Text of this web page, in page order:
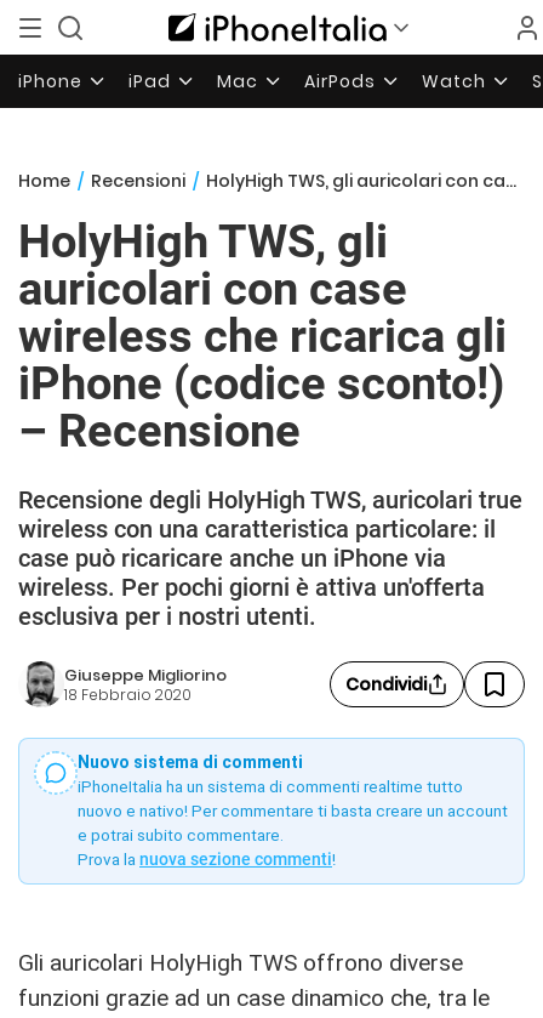
iPhone iPad Mac AirPods Watch
Home / Recensioni / HolyHigh TWS, gli auricolari con case wireless che ricarica gli iPhone (codice sconto!) – Recensione
HolyHigh TWS, gli
auricolari con case
wireless che ricarica gli
iPhone (codice sconto!)
– Recensione
Recensione degli HolyHigh TWS, auricolari true
wireless con una caratteristica particolare: il
case può ricaricare anche un iPhone via
wireless. Per pochi giorni è attiva un'offerta
esclusiva per i nostri utenti.
Giuseppe Migliorino
18 Febbraio 2020 Condividi
Nuovo sistema di commenti
iPhoneItalia ha un sistema di commenti realtime tutto
nuovo e nativo! Per commentare ti basta creare un account
e potrai subito commentare.
Prova la nuova sezione commenti!
Gli auricolari HolyHigh TWS offrono diverse
funzioni grazie ad un case dinamico che, tra le